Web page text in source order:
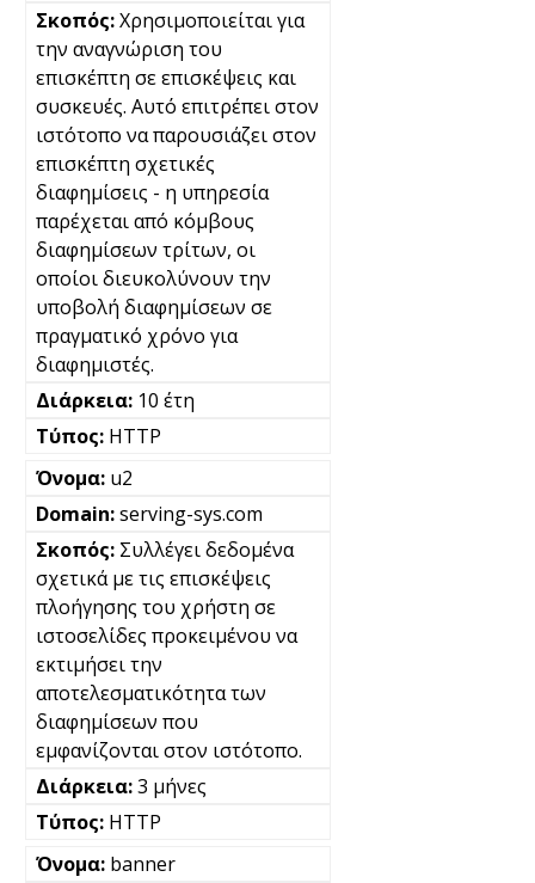
Χρησιμοποιείται για
την αναγνώριση του
επισκέπτη σε επισκέψεις και
συσκευές. Αυτό επιτρέπει στον
ιστότοπο να παρουσιάζει στον
επισκέπτη σχετικές
διαφημίσεις - η υπηρεσία
παρέχεται από κόμβους
διαφημίσεων τρίτων, οι
οποίοι διευκολύνουν την
υποβολή διαφημίσεων σε
πραγματικό χρόνο για
διαφημιστές.
10 έτη
HTTP
u2
serving-sys.com
Συλλέγει δεδομένα
σχετικά με τις επισκέψεις
πλοήγησης του χρήστη σε
ιστοσελίδες προκειμένου να
εκτιμήσει την
αποτελεσματικότητα των
διαφημίσεων που
εμφανίζονται στον ιστότοπο.
3 μήνες
HTTP
banner